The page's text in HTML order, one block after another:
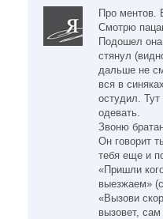
Про ментов.
Смотрю
Подошел
стянул
дальше не
вся в
остудил.
одевать.
Звоню
Он говорит
тебя еще и
«Пришли
выезжаем»
«Вызови
вызовет,